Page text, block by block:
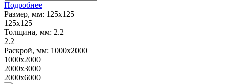
Подробнее
Размер, мм: 125х125
125х125
Толщина, мм: 2.2
2.2
Раскрой, мм: 1000х2000
1000х2000
2000х3000
2000х6000